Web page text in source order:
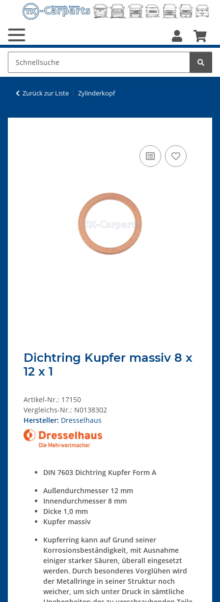
Zurück zur Liste Zylinderkopf
Dichtring Kupfer massiv 8 x
12 x 1
Artikel-Nr.: 17150
Vergleichs-Nr.: N0138302
Hersteller: Dresselhaus
DIN 7603 Dichtring Kupfer Form A
Außendurchmesser 12 mm
Innendurchmesser 8 mm
Dicke 1,0 mm
Kupfer massiv
Kupferring kann auf Grund seiner
Korrosionsbeständigkeit, mit Ausnahme
einiger starker Säuren, überall eingesetzt
werden. Durch besonderes Vorglühen wird
der Metallringe in seiner Struktur noch
weicher, um sich unter Druck in sämtliche